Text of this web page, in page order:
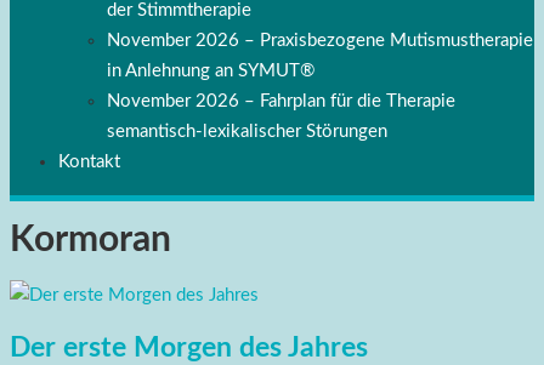
der Stimmtherapie
November 2026 – Praxisbezogene Mutismustherapie
in Anlehnung an SYMUT®
November 2026 – Fahrplan für die Therapie
semantisch-lexikalischer Störungen
Kontakt
Kormoran
Der erste Morgen des Jahres